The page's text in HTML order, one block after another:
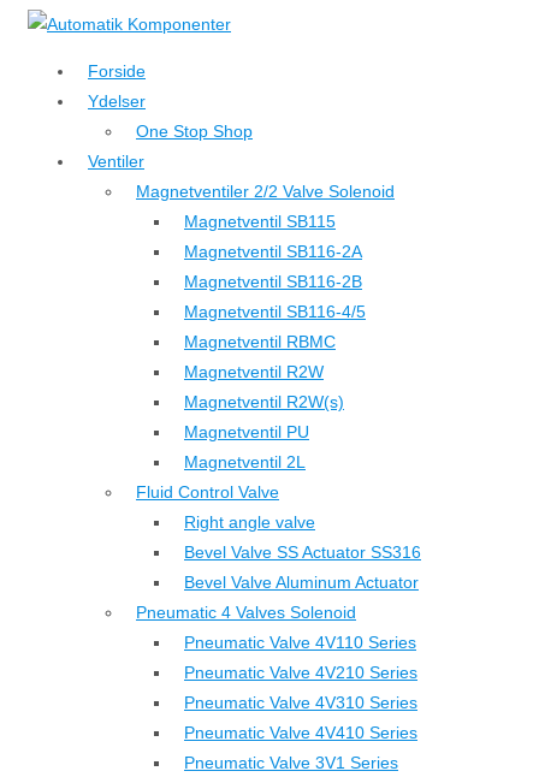
↓
hovedindhold
Forside
Ydelser
One Stop Shop
Ventiler
Magnetventiler 2/2 Valve Solenoid
Magnetventil SB115
Magnetventil SB116-2A
Magnetventil SB116-2B
Magnetventil SB116-4/5
Magnetventil RBMC
Magnetventil R2W
Magnetventil R2W(s)
Magnetventil PU
Magnetventil 2L
Fluid Control Valve
Right angle valve
Bevel Valve SS Actuator SS316
Bevel Valve Aluminum Actuator
Pneumatic 4 Valves Solenoid
Pneumatic Valve 4V110 Series
Pneumatic Valve 4V210 Series
Pneumatic Valve 4V310 Series
Pneumatic Valve 4V410 Series
Pneumatic Valve 3V1 Series